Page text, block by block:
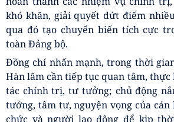
Đồng chí TS. Lê Nam Trung, Ủy
Đảng bộ Viện Hàn lâm, Bí thư Đảng
Viện Hàn lâm phát biểu